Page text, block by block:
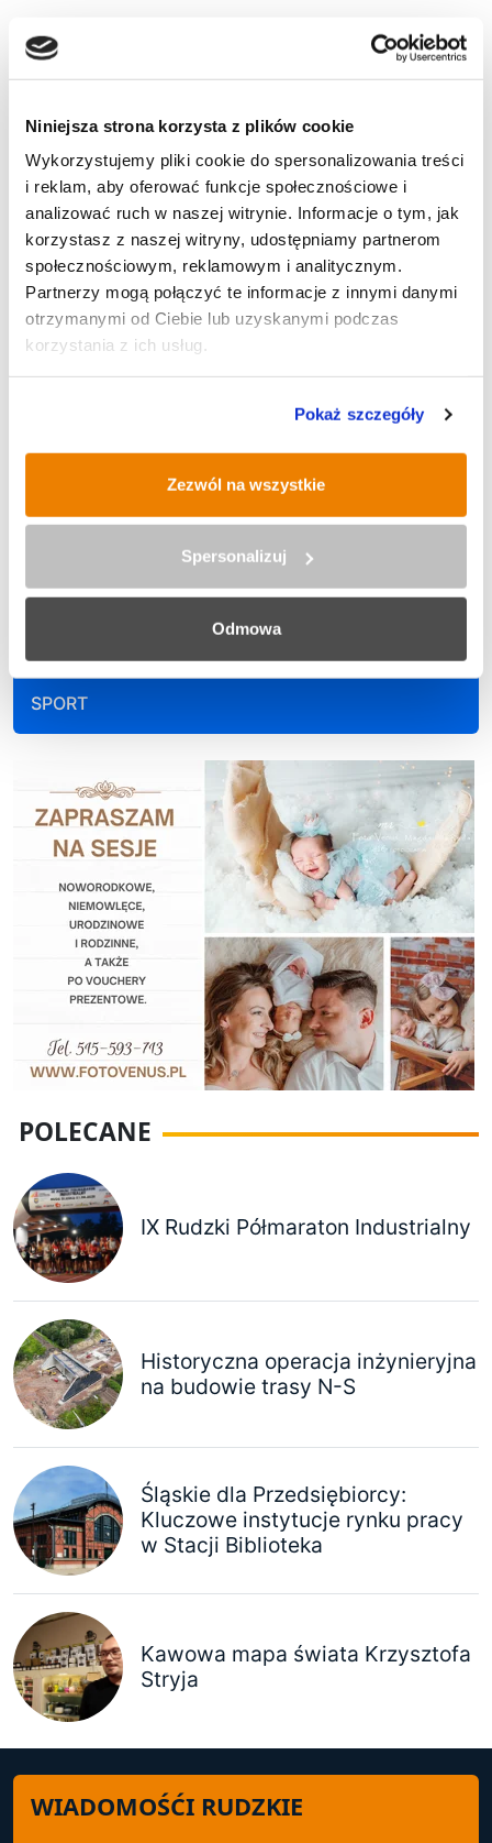
Niniejsza strona korzysta z plików cookie
Wykorzystujemy pliki cookie do spersonalizowania treści
i reklam, aby oferować funkcje społecznościowe i
analizować ruch w naszej witrynie. Informacje o tym, jak
korzystasz z naszej witryny, udostępniamy partnerom
społecznościowym, reklamowym i analitycznym.
Partnerzy mogą połączyć te informacje z innymi danymi
otrzymanymi od Ciebie lub uzyskanymi podczas
korzystania z ich usług.
Pokaż szczegóły
Zezwól na wszystkie
Spersonalizuj
Odmowa
Autor wpisu
bl
Wszystkie moje artykuły
EKO WIADOMOŚCI
SPORT
POLECANE
IX Rudzki Półmaraton Industrialny
Historyczna operacja inżynieryjna
na budowie trasy N-S
Śląskie dla Przedsiębiorcy:
Kluczowe instytucje rynku pracy
w Stacji Biblioteka
Kawowa mapa świata Krzysztofa
Stryja
WIADOMOŚĆI RUDZKIE